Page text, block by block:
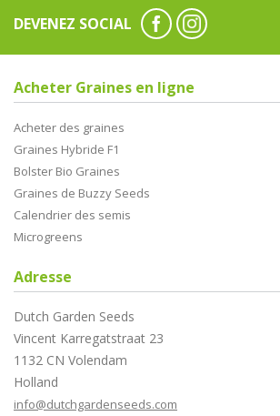
DEVENEZ SOCIAL
Acheter Graines en ligne
Acheter des graines
Graines Hybride F1
Bolster Bio Graines
Graines de Buzzy Seeds
Calendrier des semis
Microgreens
Adresse
Dutch Garden Seeds
Vincent Karregatstraat 23
1132 CN Volendam
Holland
info@dutchgardenseeds.com